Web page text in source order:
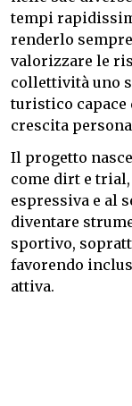
tempi
renderlo
valorizzare le
collettività uno
turistico capace
crescita
Il progetto
come dirt e
espressiva e al
diventare
sportivo,
favorendo
attiva.